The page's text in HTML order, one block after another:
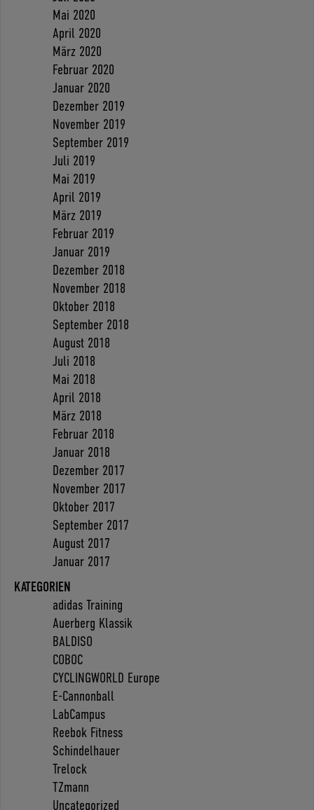
Mai 2020
April 2020
März 2020
Februar 2020
Januar 2020
Dezember 2019
November 2019
September 2019
Juli 2019
Mai 2019
April 2019
März 2019
Februar 2019
Januar 2019
Dezember 2018
November 2018
Oktober 2018
September 2018
August 2018
Juli 2018
Mai 2018
April 2018
März 2018
Februar 2018
Januar 2018
Dezember 2017
November 2017
Oktober 2017
September 2017
August 2017
Januar 2017
KATEGORIEN
adidas Training
Auerberg Klassik
BALDISO
COBOC
CYCLINGWORLD Europe
E-Cannonball
LabCampus
Reebok Fitness
Schindelhauer
Trelock
TZmann
Uncategorized